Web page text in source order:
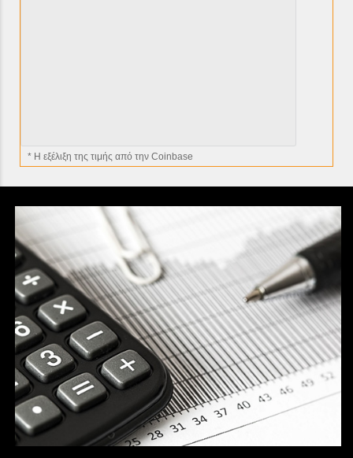
* H εξέλιξη της τιμής από την Coinbase